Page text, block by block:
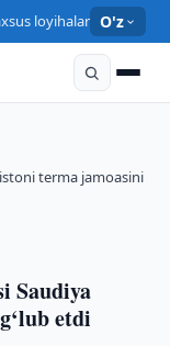
loyihalar O'z
terma jamoasini
Saudiya
etdi